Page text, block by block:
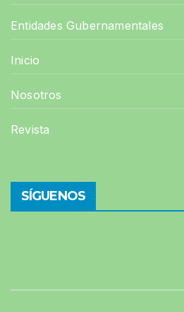
Entidades Gubernamentales
Inicio
Nosotros
Revista
SÍGUENOS